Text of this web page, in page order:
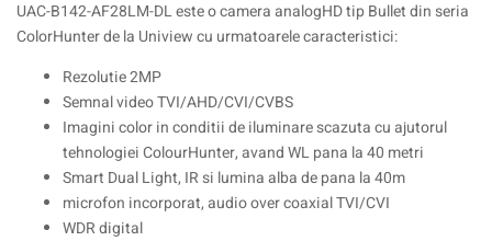
UAC-B142-AF28LM-DL este o camera analogHD tip Bullet din seria
ColorHunter de la Uniview cu urmatoarele caracteristici:
Rezolutie 2MP
Semnal video TVI/AHD/CVI/CVBS
Imagini color in conditii de iluminare scazuta cu ajutorul
tehnologiei ColourHunter, avand WL pana la 40 metri
Smart Dual Light, IR si lumina alba de pana la 40m
microfon incorporat, audio over coaxial TVI/CVI
WDR digital